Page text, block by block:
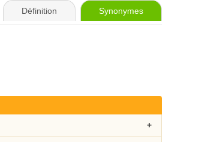
Définition Synonymes